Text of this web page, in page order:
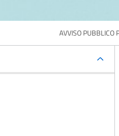
AVVISO